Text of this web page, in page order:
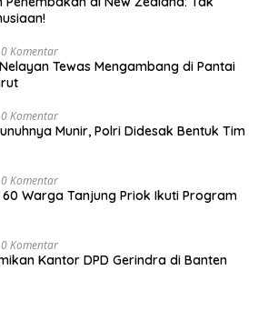
0 Komentar
Tewas Mengambang di Pantai
0 Komentar
Munir, Polri Didesak Bentuk Tim
0 Komentar
Warga Tanjung Priok Ikuti Program
0 Komentar
Kantor DPD Gerindra di Banten